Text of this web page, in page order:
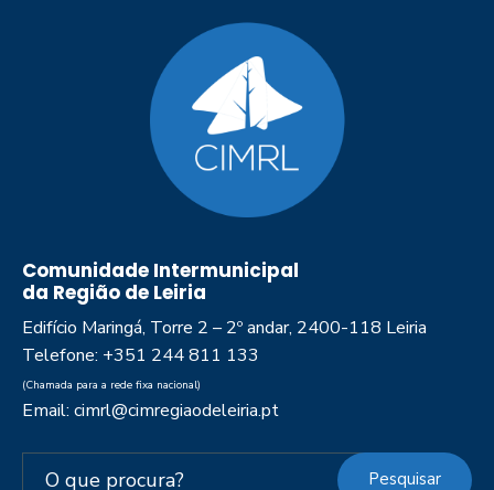
Comunidade Intermunicipal
da Região de Leiria
Edifício Maringá, Torre 2 – 2º andar, 2400-118 Leiria
Telefone: +351 244 811 133
(Chamada para a rede fixa nacional)
Email: cimrl@cimregiaodeleiria.pt
Pesquisar